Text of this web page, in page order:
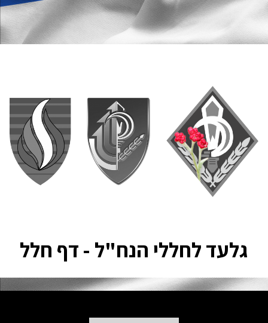
גלעד לחללי הנח"ל - דף חלל